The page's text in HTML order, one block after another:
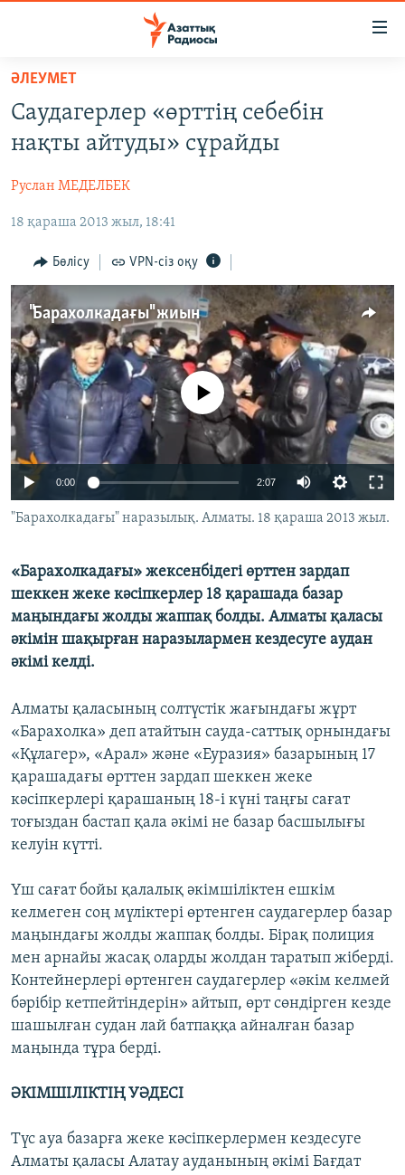
Skip
main
content
to
Navigation
Search
САЯСАТ
ҚАҢТАР ОҚИҒАСЫ
АДАМ ҚҰҚЫҚТАРЫ
ӘЛЕУМЕТ
ӘЛЕМ
АРНАЙЫ ЖОБАЛАР
Русский
ЖАЗЫЛЫҢЫЗ
Басқа тілдерде
ӘЛЕУМЕТ
Саудагерлер «өрттің себебін
нақты айтуды» сұрайды
Руслан МЕДЕЛБЕК
18 қараша 2013 жыл, 18:41
Бөлісу VPN-сіз оқу
"Барахолкадағы" жиын
No media source currently available
0:00 2:07
"Барахолкадағы" наразылық. Алматы. 18 қараша 2013 жыл.
«Барахолкадағы» жексенбідегі өрттен зардап
шеккен жеке кәсіпкерлер 18 қарашада базар
маңындағы жолды жаппақ болды. Алматы қаласы
әкімін шақырған наразылармен кездесуге аудан
әкімі келді.
Алматы қаласының солтүстік жағындағы жұрт
«Барахолка» деп атайтын сауда-саттық орнындағы
«Құлагер», «Арал» және «Еуразия» базарының 17
қарашадағы өрттен зардап шеккен жеке
кәсіпкерлері қарашаның 18-і күні таңғы сағат
тоғыздан бастап қала әкімі не базар басшылығы
келуін күтті.
Үш сағат бойы қалалық әкімшіліктен ешкім
келмеген соң мүліктері өртенген саудагерлер базар
маңындағы жолды жаппақ болды. Бірақ полиция
мен арнайы жасақ оларды жолдан таратып жіберді.
Контейнерлері өртенген саудагерлер «әкім келмей
бәрібір кетпейтіндерін» айтып, өрт сөндірген кезде
шашылған судан лай батпаққа айналған базар
маңында тұра берді.
ӘКІМШІЛІКТІҢ УӘДЕСІ
Түс ауа базарға жеке кәсіпкерлермен кездесуге
Алматы қаласы Алатау ауданының әкімі Бағдат